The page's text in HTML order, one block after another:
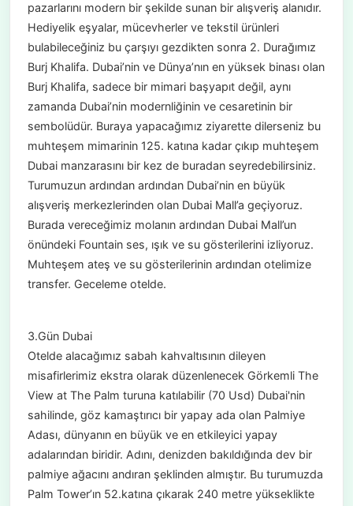
pazarlarını modern bir şekilde sunan bir alışveriş alanıdır.
Hediyelik eşyalar, mücevherler ve tekstil ürünleri
bulabileceğiniz bu çarşıyı gezdikten sonra 2. Durağımız
Burj Khalifa. Dubai’nin ve Dünya’nın en yüksek binası olan
Burj Khalifa, sadece bir mimari başyapıt değil, aynı
zamanda Dubai’nin modernliğinin ve cesaretinin bir
sembolüdür. Buraya yapacağımız ziyarette dilerseniz bu
muhteşem mimarinin 125. katına kadar çıkıp muhteşem
Dubai manzarasını bir kez de buradan seyredebilirsiniz.
Turumuzun ardından ardından Dubai’nin en büyük
alışveriş merkezlerinden olan Dubai Mall’a geçiyoruz.
Burada vereceğimiz molanın ardından Dubai Mall’un
önündeki Fountain ses, ışık ve su gösterilerini izliyoruz.
Muhteşem ateş ve su gösterilerinin ardından otelimize
transfer. Geceleme otelde.
3.Gün Dubai
Otelde alacağımız sabah kahvaltısının dileyen
misafirlerimiz ekstra olarak düzenlenecek Görkemli The
View at The Palm turuna katılabilir (70 Usd) Dubai'nin
sahilinde, göz kamaştırıcı bir yapay ada olan Palmiye
Adası, dünyanın en büyük ve en etkileyici yapay
adalarından biridir. Adını, denizden bakıldığında dev bir
palmiye ağacını andıran şeklinden almıştır. Bu turumuzda
Palm Tower’ın 52.katına çıkarak 240 metre yükseklikte